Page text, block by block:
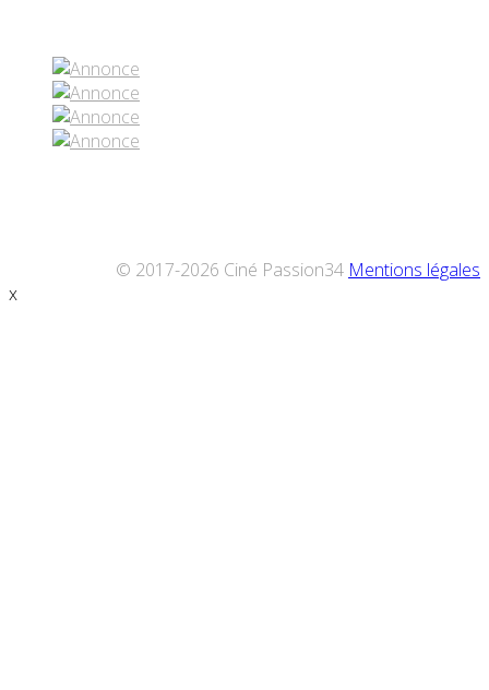
© 2017-2026 Ciné Passion34 Mentions légales
x